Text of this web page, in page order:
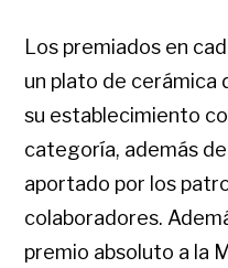
Los premiados en
un plato de cerámica
su establecimiento
categoría, además
aportado por los
colaboradores.
premio absoluto a la